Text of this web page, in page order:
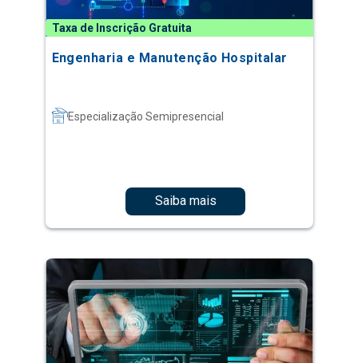
Taxa de Inscrição Gratuita
Engenharia e Manutenção Hospitalar
Especialização Semipresencial
Saiba mais